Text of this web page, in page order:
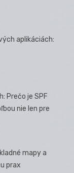
aplikáciách:
Prečo je SPF
nie len pre
mapy a
prax